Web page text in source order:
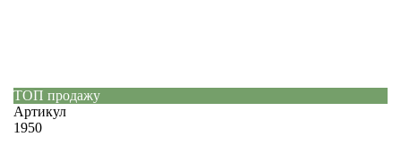
ТОП продажу
Артикул
1950